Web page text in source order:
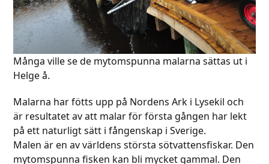
Många ville se de mytomspunna malarna sättas ut i
Helge å.
Malarna har fötts upp på Nordens Ark i Lysekil och
är resultatet av att malar för första gången har lekt
på ett naturligt sätt i fångenskap i Sverige.
Malen är en av världens största sötvattensfiskar. Den
mytomspunna fisken kan bli mycket gammal. Den